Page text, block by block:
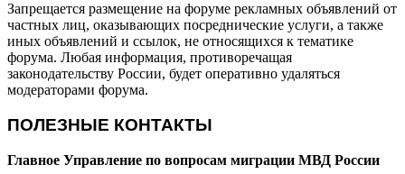
Запрещается размещение на форуме рекламных объявлений от
частных лиц, оказывающих посреднические услуги, а также
иных объявлений и ссылок, не относящихся к тематике
форума. Любая информация, противоречащая
законодательству России, будет оперативно удаляться
модераторами форума.
ПОЛЕЗНЫЕ КОНТАКТЫ
Главное Управление по вопросам миграции МВД России